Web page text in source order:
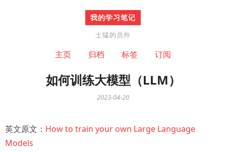
我的学习笔记
土猛的员外
主页 归档 标签 订阅
如何训练大模型（LLM）
2023-04-20
英文原文： How to train your own Large Language
Models